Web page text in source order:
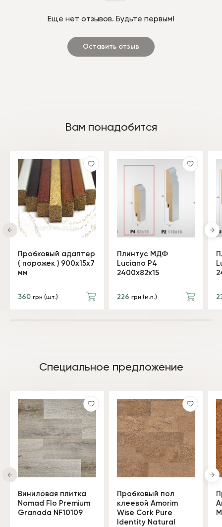
Еще нет отзывов. Будьте первым!
Оставить отзыв
Вам понадобится
Пробковый адаптер
( порожек ) 900x15x7
мм
360 грн (шт.)
Плинтус МДФ
Luciano P4
2400х82х15
226 грн (м.п.)
Специальное предложение
Виниловая плитка
Nomad Flo Premium
Granada NF10109
Пробковый пол
клеевой Amorim
Wise Cork Pure
Identity Natural